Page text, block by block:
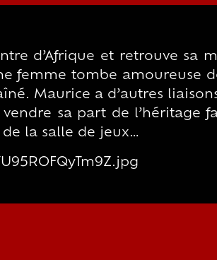
d’Afrique et retrouve sa
femme tombe amoureuse
Maurice a d’autres
sa part de l’héritage
la salle de jeux…